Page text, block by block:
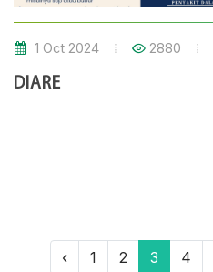
1 Oct 2024 2880
DIARE
‹ 1 2 3 4